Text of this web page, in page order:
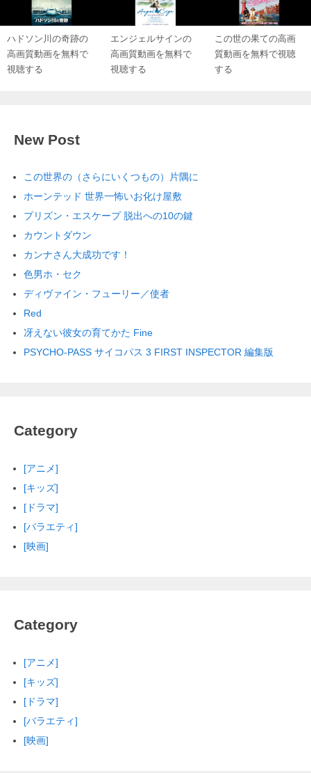
ハドソン川の奇跡の
高画質動画を無料で
視聴する
エンジェルサインの
高画質動画を無料で
視聴する
この世の果ての高画
質動画を無料で視聴
する
New Post
この世界の（さらにいくつもの）片隅に
ホーンテッド 世界一怖いお化け屋敷
プリズン・エスケープ 脱出への10の鍵
カウントダウン
カンナさん大成功です！
色男ホ・セク
ディヴァイン・フューリー／使者
Red
冴えない彼女の育てかた Fine
PSYCHO-PASS サイコパス 3 FIRST INSPECTOR 編集版
Category
[アニメ]
[キッズ]
[ドラマ]
[バラエティ]
[映画]
Category
[アニメ]
[キッズ]
[ドラマ]
[バラエティ]
[映画]